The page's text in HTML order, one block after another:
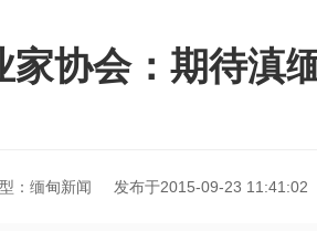
家协会：期待滇
：缅甸新闻 发布于2015-09-23 11:41:02